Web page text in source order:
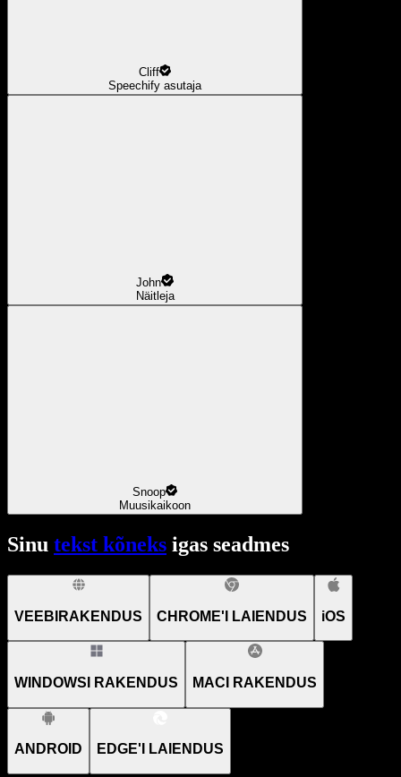
Cliff
Speechify asutaja
John
Näitleja
Snoop
Muusikaikoon
Sinu tekst kõneks igas seadmes
VEEBIRAKENDUS CHROME'I LAIENDUS iOS
WINDOWSI RAKENDUS MACI RAKENDUS
ANDROID EDGE'I LAIENDUS